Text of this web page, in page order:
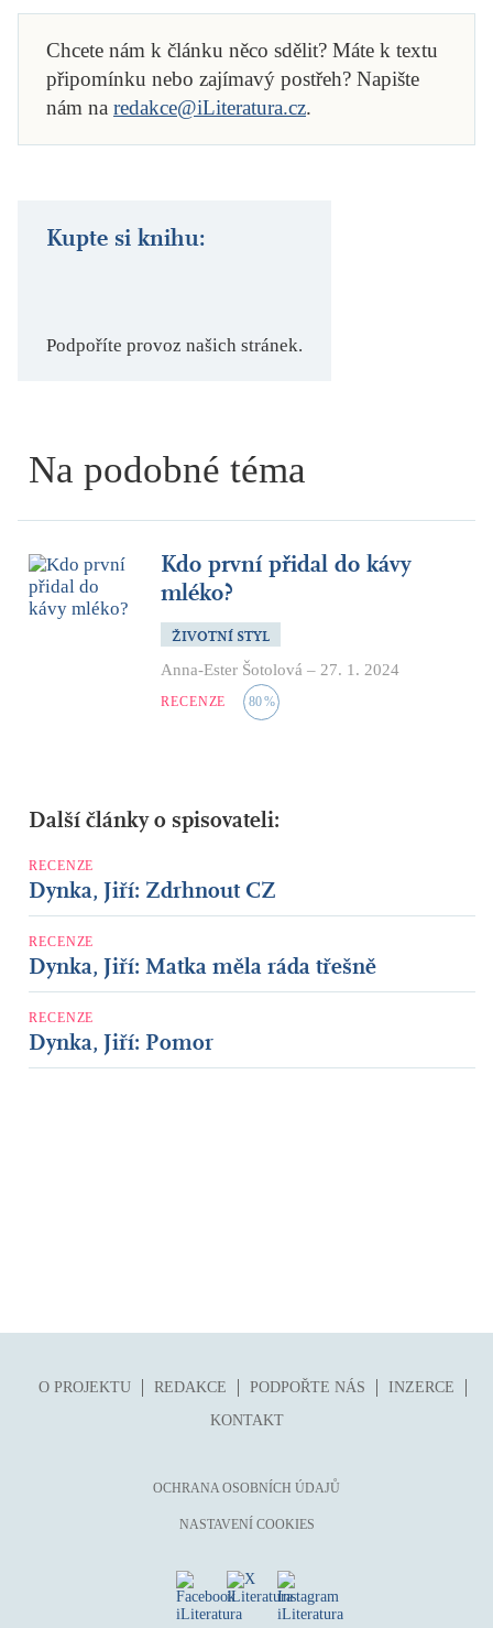
Chcete nám k článku něco sdělit? Máte k textu
připomínku nebo zajímavý postřeh? Napište
nám na redakce@iLiteratura.cz.
Kupte si knihu:
Podpoříte provoz našich stránek.
Na podobné téma
Kdo první přidal do kávy
mléko?
ŽIVOTNÍ STYL
Anna-Ester Šotolová – 27. 1. 2024
RECENZE 80%
Další články o spisovateli:
RECENZE
Dynka, Jiří: Zdrhnout CZ
RECENZE
Dynka, Jiří: Matka měla ráda třešně
RECENZE
Dynka, Jiří: Pomor
O PROJEKTU REDAKCE PODPOŘTE NÁS
INZERCE
KONTAKT
OCHRANA OSOBNÍCH ÚDAJŮ
NASTAVENÍ COOKIES